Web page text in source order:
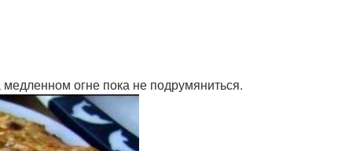
огне пока не подрумяниться.